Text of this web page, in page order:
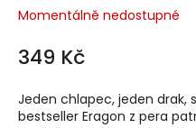
Momentálně nedostupné
349 Kč
Jeden chlapec, jeden drak,
bestseller Eragon z pera